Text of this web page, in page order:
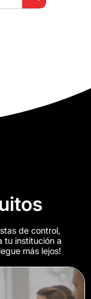
de control,
tu institución a
más lejos!